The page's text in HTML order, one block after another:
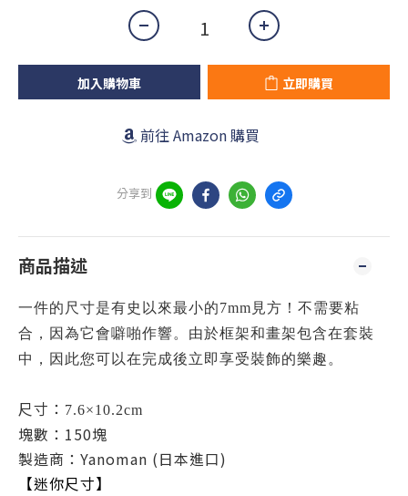
加入購物車 立即購買
前往 Amazon 購買
分享到
商品描述
一件的尺寸是有史以來最小的7mm見方！ 不需要粘
合，因為它會噼啪作響。 由於框架和畫架包含在套裝
中，因此您可以在完成後立即享受裝飾的樂趣。
尺寸： 7.6×10.2cm
塊數：150塊
製造商：Yanoman (日本進口)
【迷你尺寸】